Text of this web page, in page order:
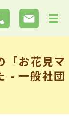
「お花見マ
- 一般社団